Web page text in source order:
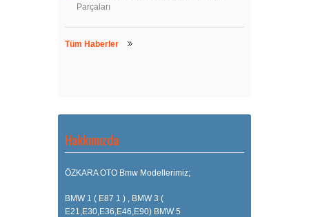
Parçaları
Tüm Haberler
Hakkımızda
ÖZKARA OTO Bmw Modellerimiz;
BMW 1 ( E87 1 ) , BMW 3 (
E21,E30,E36,E46,E90) BMW 5